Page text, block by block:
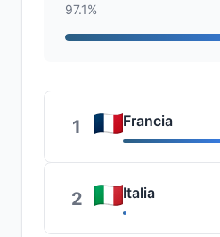
97.1%
1 Francia
2 Italia